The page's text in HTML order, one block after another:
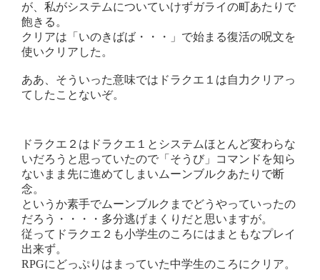
が、私がシステムについていけずガライの町あたりで
飽きる。
クリアは「いのきばば・・・」で始まる復活の呪文を
使いクリアした。
ああ、そういった意味ではドラクエ１は自力クリアっ
てしたことないぞ。
ドラクエ２はドラクエ１とシステムほとんど変わらな
いだろうと思っていたので「そうび」コマンドを知ら
ないまま先に進めてしまいムーンブルクあたりで断
念。
というか素手でムーンブルクまでどうやっていったの
だろう・・・・多分逃げまくりだと思いますが。
従ってドラクエ２も小学生のころにはまともなプレイ
出来ず。
RPGにどっぷりはまっていた中学生のころにクリア。